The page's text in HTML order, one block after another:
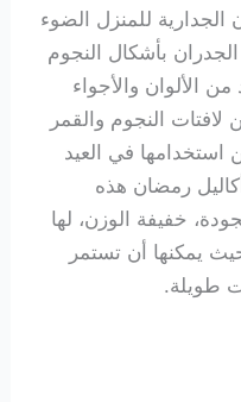
للمنزل الضوء
بأشكال النجوم
الألوان والأجواء
لافتات النجوم والقمر
استخدامها في العيد
رمضان هذه
خفيفة الوزن، لها
يمكنها أن تستمر
طويلة.